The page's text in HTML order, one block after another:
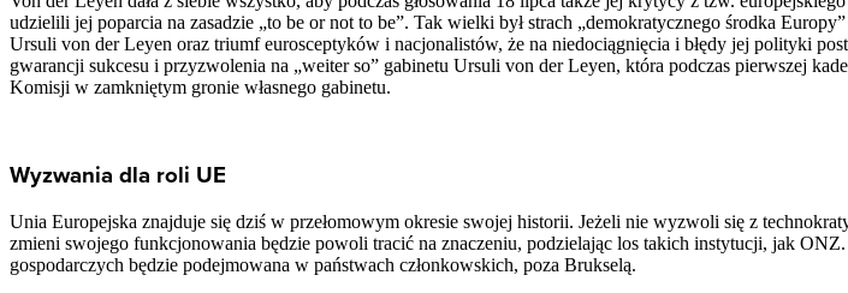
udzielili jej poparcia na zasadzie „to be or not to be”. Tak wielki był strach „demokratycznego środka
Ursuli von der Leyen oraz triumf eurosceptyków i nacjonalistów, że na niedociągnięcia i błędy jej polityki
gwarancji sukcesu i przyzwolenia na „weiter so” gabinetu Ursuli von der Leyen, która podczas pierwszej
Komisji w zamkniętym gronie własnego gabinetu.
Wyzwania dla roli UE
Unia Europejska znajduje się dziś w przełomowym okresie swojej historii. Jeżeli nie wyzwoli się z
zmieni swojego funkcjonowania będzie powoli tracić na znaczeniu, podzielając los takich instytucji, jak
gospodarczych będzie podejmowana w państwach członkowskich, poza Brukselą.